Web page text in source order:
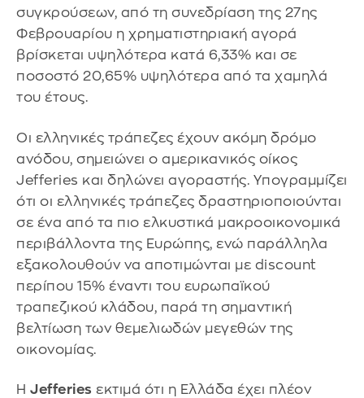
συγκρούσεων, από τη συνεδρίαση της 27ης
Φεβρουαρίου η χρηματιστηριακή αγορά
βρίσκεται υψηλότερα κατά 6,33% και σε
ποσοστό 20,65% υψηλότερα από τα χαμηλά
του έτους.
Οι ελληνικές τράπεζες έχουν ακόμη δρόμο
ανόδου, σημειώνει ο αμερικανικός οίκος
Jefferies και δηλώνει αγοραστής. Υπογραμμίζει
ότι οι ελληνικές τράπεζες δραστηριοποιούνται
σε ένα από τα πιο ελκυστικά μακροοικονομικά
περιβάλλοντα της Ευρώπης, ενώ παράλληλα
εξακολουθούν να αποτιμώνται με discount
περίπου 15% έναντι του ευρωπαϊκού
τραπεζικού κλάδου, παρά τη σημαντική
βελτίωση των θεμελιωδών μεγεθών της
οικονομίας.
Η Jefferies εκτιμά ότι η Ελλάδα έχει πλέον